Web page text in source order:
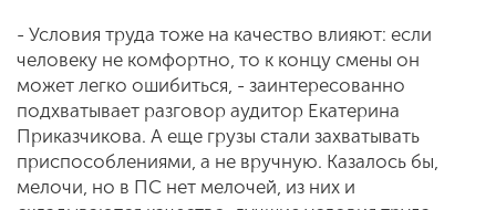
- Условия труда тоже на качество влияют: если
человеку не комфортно, то к концу смены он
может легко ошибиться, - заинтересованно
подхватывает разговор аудитор Екатерина
Приказчикова. А еще грузы стали захватывать
приспособлениями, а не вручную. Казалось бы,
мелочи, но в ПС нет мелочей, из них и